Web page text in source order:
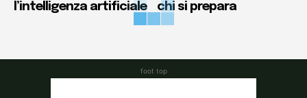
l’intelligenza artificiale
chi si prepara
foot top